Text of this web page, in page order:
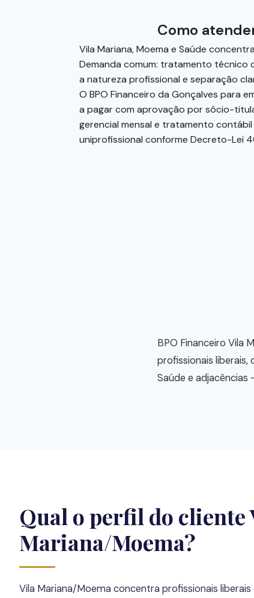
Como
Vila Mariana, Moema e Saúde
Demanda comum: tratamento técnico
a natureza profissional e separação
O BPO Financeiro da Gonçalves para
a pagar com aprovação por sócio-
gerencial mensal e tratamento
uniprofissional conforme Decreto-Lei
BPO Financeiro Vila
profissionais liberais,
Saúde e
Qual o perfil do cliente
Mariana/Moema?
Vila Mariana/Moema concentra profissionais liberais